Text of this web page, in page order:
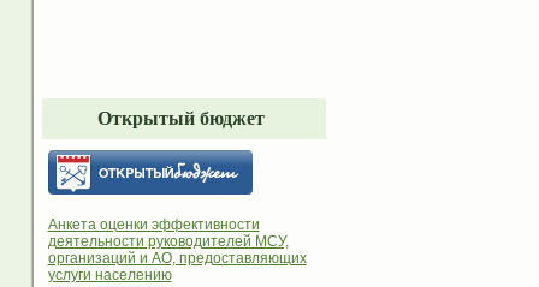
Открытый бюджет
Анкета оценки эффективности
деятельности руководителей МСУ,
организаций и АО, предоставляющих
услуги населению